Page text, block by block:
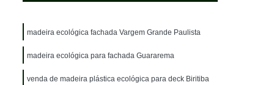
Deck
Madeira Ecológica Plástica
Madeira Plástica Ambiental Deck
Madeira Plástica Ecológica
madeira ecológica fachada Vargem Grande Paulista
madeira ecológica para fachada Guararema
venda de madeira plástica ecológica para deck Biritiba